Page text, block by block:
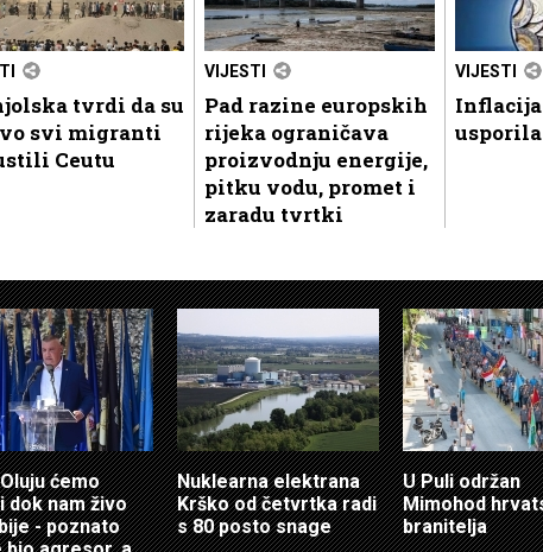
tvrdi da su
svi migranti
Ceutu
VIJESTI
Pad razine europskih
rijeka ograničava
proizvodnju energije,
pitku vodu, promet i
zaradu tvrtki
VIJESTI
usporila
ćemo
dok nam živo
- poznato
Nuklearna elektrana
Krško od četvrtka radi
s 80 posto snage
U Puli održan
Mimohod
branitelja